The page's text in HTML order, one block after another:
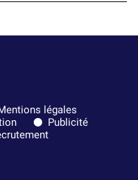
légales
Publicité